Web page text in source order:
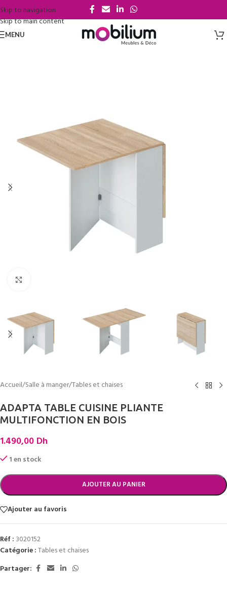
Skip to navigation
Skip to main content
MENU
Accueil/Salle à manger/Tables et chaises
ADAPTA TABLE CUISINE PLIANTE
MULTIFONCTION EN BOIS
1.490,00 Dh
1 en stock
AJOUTER AU PANIER
Ajouter au favoris
Réf : 3020152
Catégorie :Tables et chaises
Partager: